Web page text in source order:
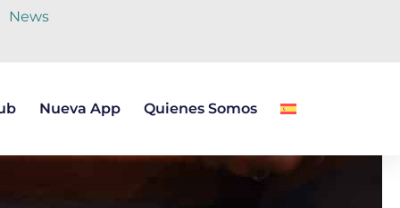
News
Nueva App Quienes Somos